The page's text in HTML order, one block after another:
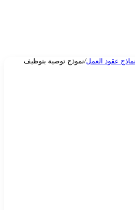
عقود العمل/نموذج توصية بتوظيف